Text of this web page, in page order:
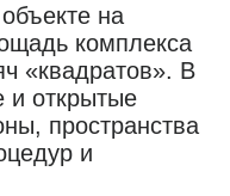
на
комплекса
«квадратов». В
и открытые
пространства
и